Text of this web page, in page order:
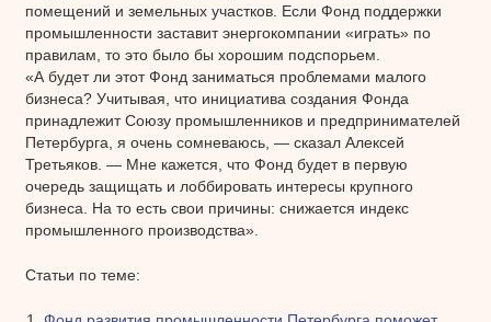
помещений и земельных участков. Если Фонд поддержки
промышленности заставит энергокомпании «играть» по
правилам, то это было бы хорошим подспорьем.
«А будет ли этот Фонд заниматься проблемами малого
бизнеса? Учитывая, что инициатива создания Фонда
принадлежит Союзу промышленников и предпринимателей
Петербурга, я очень сомневаюсь, — сказал Алексей
Третьяков. — Мне кажется, что Фонд будет в первую
очередь защищать и лоббировать интересы крупного
бизнеса. На то есть свои причины: снижается индекс
промышленного производства».
Статьи по теме: